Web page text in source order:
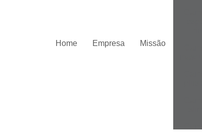
Home Empresa Missão